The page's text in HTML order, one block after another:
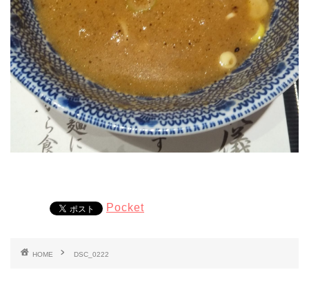
Pocket
HOME DSC_0222